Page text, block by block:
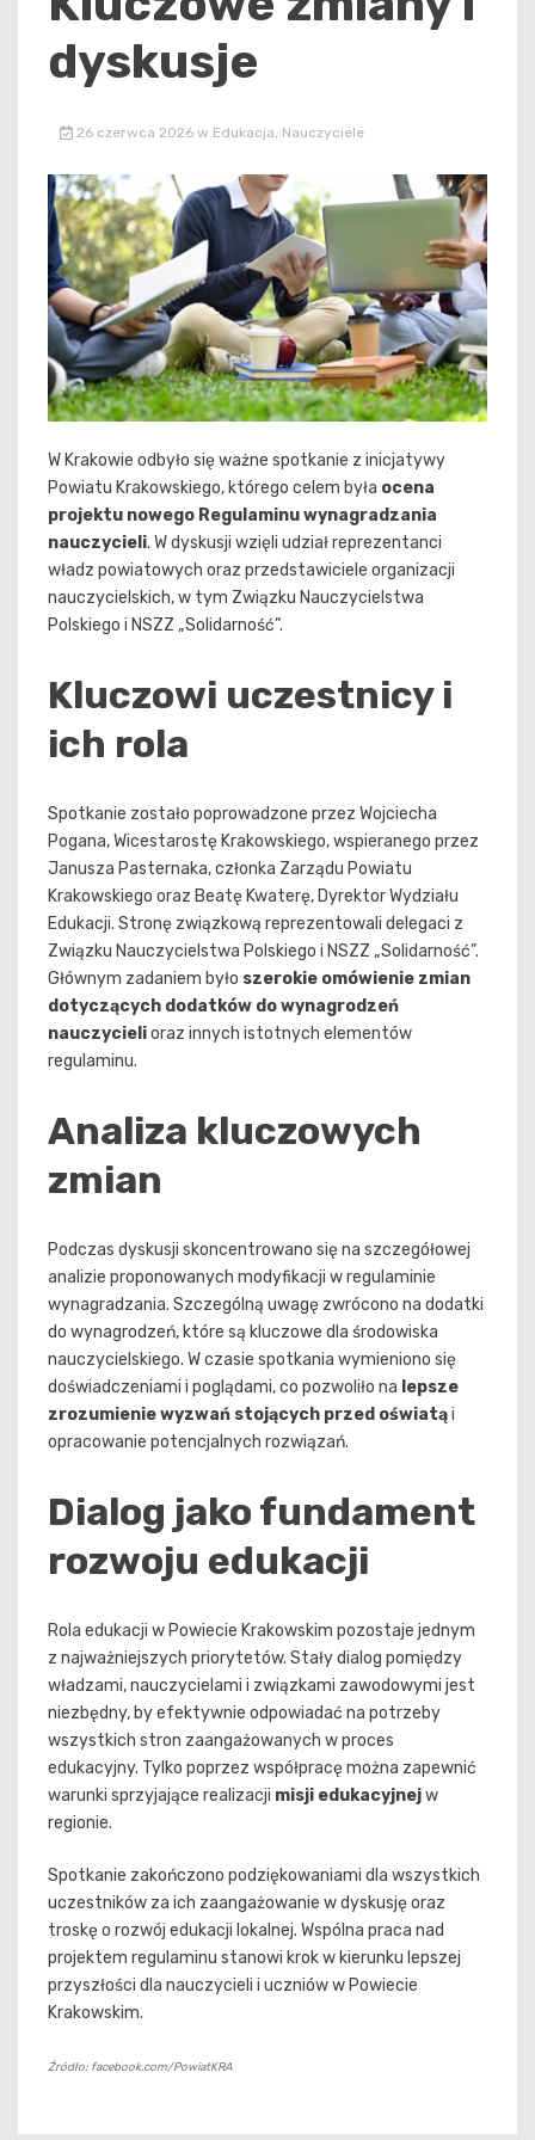
dyskusje
26 czerwca 2026 w Edukacja, Nauczyciele
W Krakowie odbyło się ważne spotkanie z inicjatywy
Powiatu Krakowskiego, którego celem była ocena
projektu nowego Regulaminu wynagradzania
nauczycieli. W dyskusji wzięli udział reprezentanci
władz powiatowych oraz przedstawiciele organizacji
nauczycielskich, w tym Związku Nauczycielstwa
Polskiego i NSZZ „Solidarność”.
Kluczowi uczestnicy i
ich rola
Spotkanie zostało poprowadzone przez Wojciecha
Pogana, Wicestarostę Krakowskiego, wspieranego przez
Janusza Pasternaka, członka Zarządu Powiatu
Krakowskiego oraz Beatę Kwaterę, Dyrektor Wydziału
Edukacji. Stronę związkową reprezentowali delegaci z
Związku Nauczycielstwa Polskiego i NSZZ „Solidarność”.
Głównym zadaniem było szerokie omówienie zmian
dotyczących dodatków do wynagrodzeń
nauczycielioraz innych istotnych elementów
regulaminu.
Analiza kluczowych
zmian
Podczas dyskusji skoncentrowano się na szczegółowej
analizie proponowanych modyfikacji w regulaminie
wynagradzania. Szczególną uwagę zwrócono na dodatki
do wynagrodzeń, które są kluczowe dla środowiska
nauczycielskiego. W czasie spotkania wymieniono się
doświadczeniami i poglądami, co pozwoliło na lepsze
zrozumienie wyzwań stojących przed oświatąi
opracowanie potencjalnych rozwiązań.
Dialog jako fundament
rozwoju edukacji
Rola edukacji w Powiecie Krakowskim pozostaje jednym
z najważniejszych priorytetów. Stały dialog pomiędzy
władzami, nauczycielami i związkami zawodowymi jest
niezbędny, by efektywnie odpowiadać na potrzeby
wszystkich stron zaangażowanych w proces
edukacyjny. Tylko poprzez współpracę można zapewnić
warunki sprzyjające realizacji misji edukacyjnejw
regionie.
Spotkanie zakończono podziękowaniami dla wszystkich
uczestników za ich zaangażowanie w dyskusję oraz
troskę o rozwój edukacji lokalnej. Wspólna praca nad
projektem regulaminu stanowi krok w kierunku lepszej
przyszłości dla nauczycieli i uczniów w Powiecie
Krakowskim.
Źródło: facebook.com/PowiatKRA